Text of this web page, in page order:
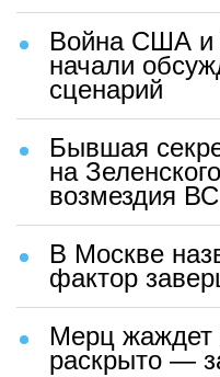
Война США и
начали
сценарий
Бывшая
на
возмездия
В Москве
фактор
Мерц жаждет
раскрыто —